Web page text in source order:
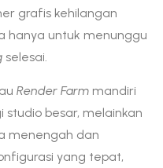
grafis kehilangan
hanya untuk menunggu
selesai.
Render Farm mandiri
studio besar, melainkan
menengah dan
yang tepat,